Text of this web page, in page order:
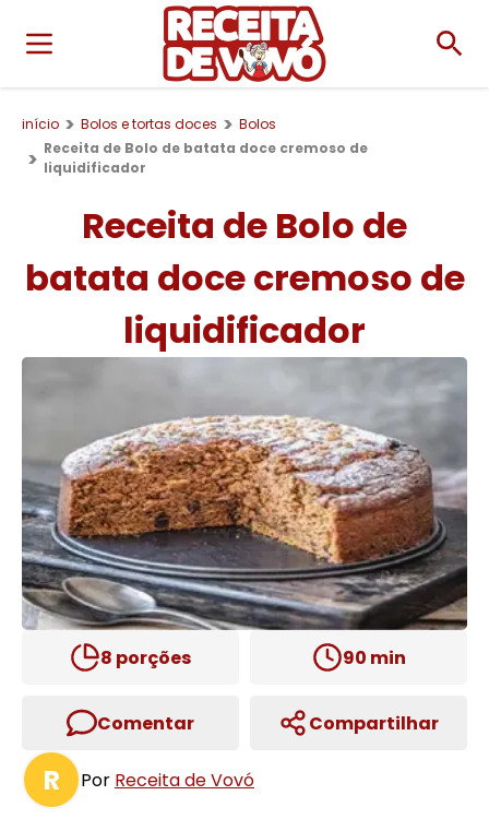
início Bolos e tortas doces
Bolos
Receita de Bolo de batata doce cremoso de
liquidificador
Receita de Bolo de
batata doce cremoso de
liquidificador
8 porções 90 min
Comentar Compartilhar
R Por Receita de Vovó